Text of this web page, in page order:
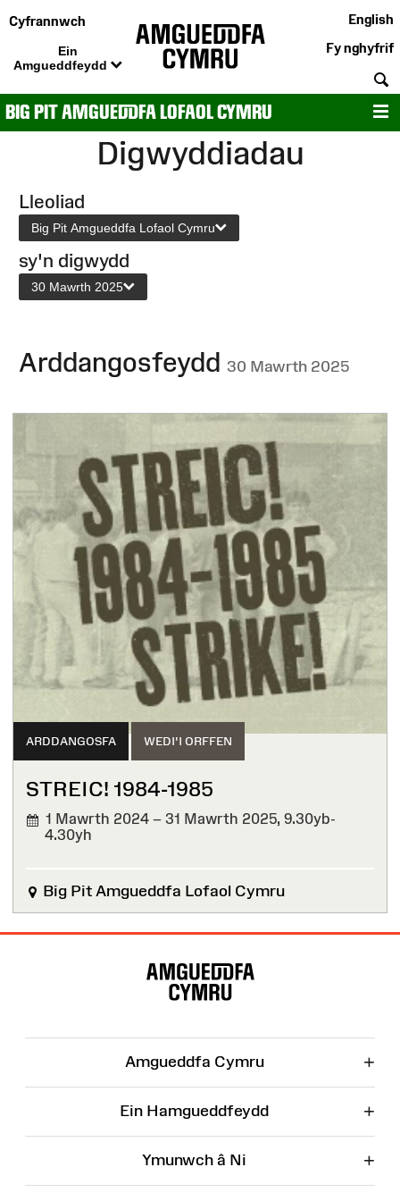
Cyfrannwch
Ein
Amgueddfeydd
English
Fy nghyfrif
BIG PIT AMGUEDDFA LOFAOL CYMRU
Digwyddiadau
Lleoliad
Big Pit Amgueddfa Lofaol Cymru
sy'n digwydd
30 Mawrth 2025
Arddangosfeydd 30 Mawrth 2025
ARDDANGOSFA WEDI'I ORFFEN
STREIC! 1984-1985
1 Mawrth 2024 – 31 Mawrth 2025, 9.30yb-
4.30yh
WEDI'I
Big Pit Amgueddfa Lofaol Cymru
Amgueddfa Cymru +
Ein Hamgueddfeydd +
Ymunwch â Ni +